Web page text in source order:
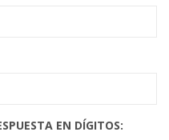
EN DÍGITOS: